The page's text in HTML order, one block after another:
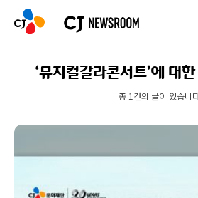
‘뮤지컬갈라콘서트’에 대
총 1건의 글이 있습니